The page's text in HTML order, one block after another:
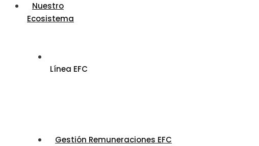
Nuestro
Ecosistema
Línea EFC
Gestión Remuneraciones EFC